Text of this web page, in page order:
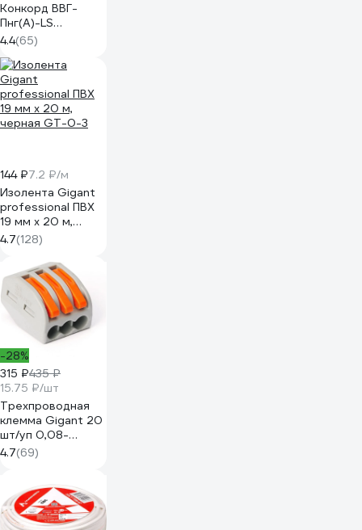
Конкорд ВВГ-
Пнг(А)-LS
3x2,5ок(N, PE) -
0,66 (100м) Бухта
100м 4663
4.4(65)
144 ₽7.2 ₽/м
Изолента Gigant
professional ПВХ
19 мм х 20 м,
черная GT-0-3
4.7(128)
-28%
315 ₽435 ₽
15.75 ₽/шт
Трехпроводная
клемма Gigant 20
шт/уп 0,08-
2,5(4)мм² GCT-
222-413-20
4.7(69)